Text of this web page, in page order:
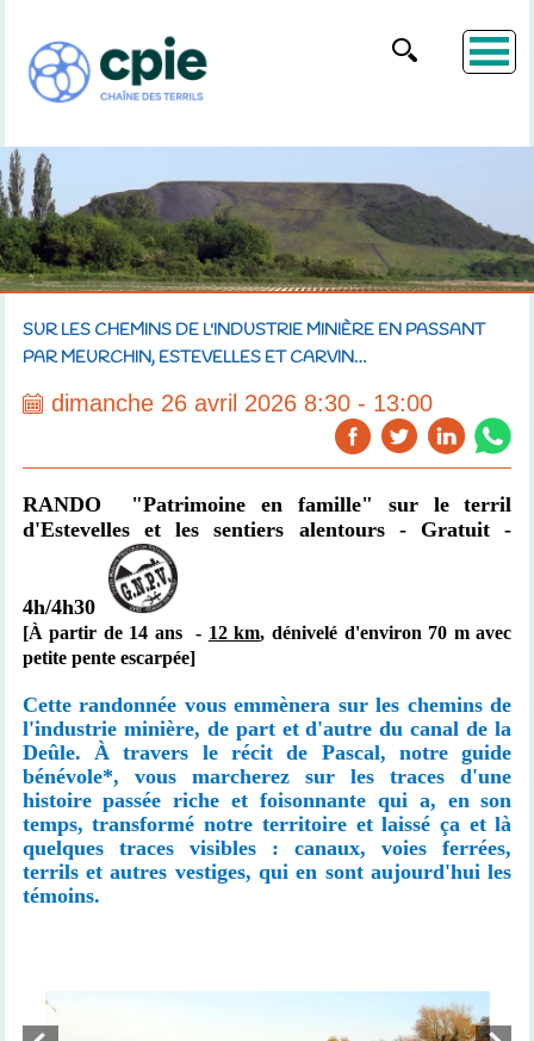
SUR LES CHEMINS DE L'INDUSTRIE MINIÈRE EN PASSANT
PAR MEURCHIN, ESTEVELLES ET CARVIN…
dimanche 26 avril 2026 8:30 - 13:00
RANDO "Patrimoine en famille" sur le terril
d'Estevelles et les sentiers alentours - Gratuit -
4h/4h30
[À partir de 14 ans - 12 km, dénivelé d'environ 70 m avec
petite pente escarpée]
Cette randonnée vous emmènera sur les chemins de
l'industrie minière, de part et d'autre du canal de la
Deûle. À travers le récit de Pascal, notre guide
bénévole*, vous marcherez sur les traces d'une
histoire passée riche et foisonnante qui a, en son
temps, transformé notre territoire et laissé ça et là
quelques traces visibles : canaux, voies ferrées,
terrils et autres vestiges, qui en sont aujourd'hui les
témoins.